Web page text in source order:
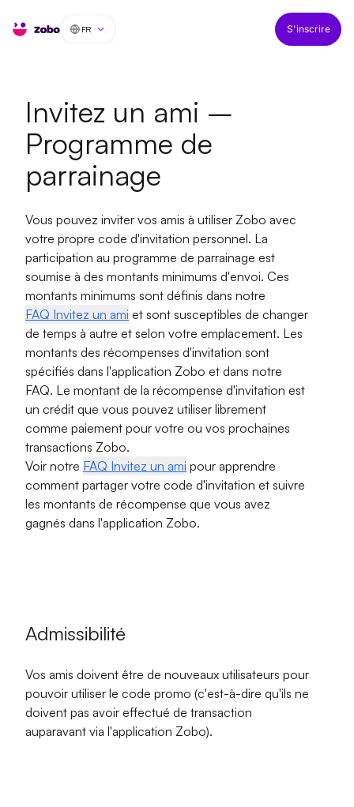
FR S'inscrire
Invitez un ami –
Programme de
parrainage
Vous pouvez inviter vos amis à utiliser Zobo avec
votre propre code d'invitation personnel. La
participation au programme de parrainage est
soumise à des montants minimums d'envoi. Ces
montants minimums sont définis dans notre
FAQ Invitez un ami et sont susceptibles de changer
de temps à autre et selon votre emplacement. Les
montants des récompenses d'invitation sont
spécifiés dans l'application Zobo et dans notre
FAQ. Le montant de la récompense d'invitation est
un crédit que vous pouvez utiliser librement
comme paiement pour votre ou vos prochaines
transactions Zobo.
Voir notre FAQ Invitez un ami pour apprendre
comment partager votre code d'invitation et suivre
les montants de récompense que vous avez
gagnés dans l'application Zobo.
Admissibilité
Vos amis doivent être de nouveaux utilisateurs pour
pouvoir utiliser le code promo (c'est-à-dire qu'ils ne
doivent pas avoir effectué de transaction
auparavant via l'application Zobo).